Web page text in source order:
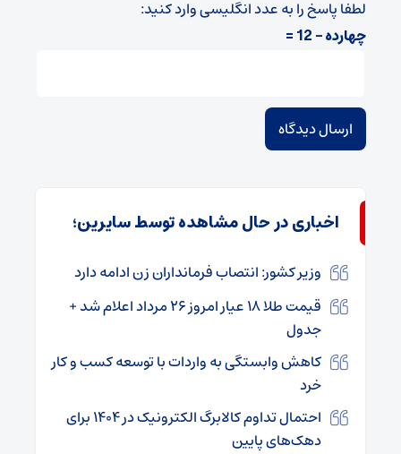
لطفا پاسخ را به عدد انگلیسی وارد کنید:
چهارده − 12 =
اخباری در حال مشاهده توسط سایرین؛
وزیر کشور: انتصاب فرمانداران زن ادامه دارد
قیمت طلا ۱۸ عیار امروز ۲۶ مرداد اعلام شد +
جدول
کاهش وابستگی به واردات با توسعه کسب و کار
خرد
احتمال تداوم کالابرگ الکترونیک در ۱۴۰۴ برای
دهک‌های پایین